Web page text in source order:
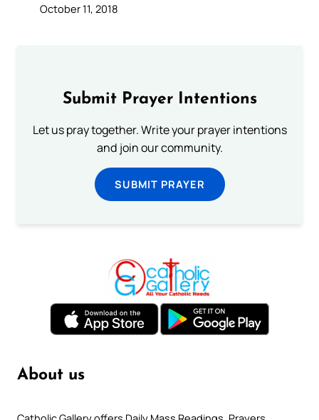
October 11, 2018
Submit Prayer Intentions
Let us pray together. Write your prayer intentions
and join our community.
SUBMIT PRAYER
About us